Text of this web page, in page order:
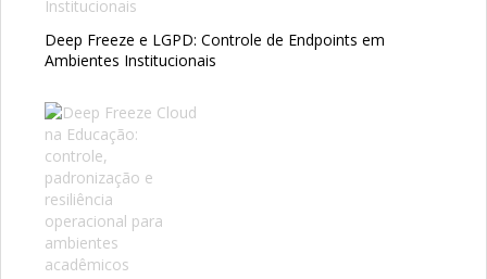
Deep Freeze e LGPD: Controle de Endpoints em
Ambientes Institucionais